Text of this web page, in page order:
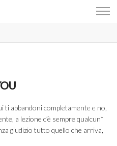
ti abbandoni completamente e no,
a lezione c’è sempre qualcun*
giudizio tutto quello che arriva,